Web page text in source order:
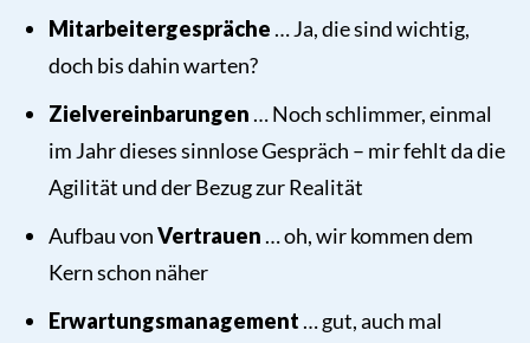
Mitarbeitergespräche … Ja, die sind wichtig,
doch bis dahin warten?
Zielvereinbarungen … Noch schlimmer, einmal
im Jahr dieses sinnlose Gespräch – mir fehlt da die
Agilität und der Bezug zur Realität
Aufbau vonVertrauen … oh, wir kommen dem
Kern schon näher
Erwartungsmanagement … gut, auch mal